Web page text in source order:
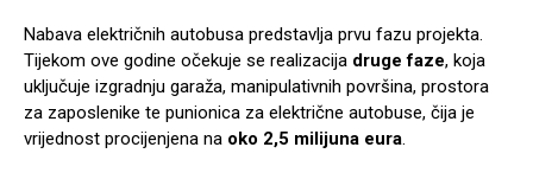
Nabava električnih autobusa predstavlja prvu fazu projekta.
Tijekom ove godine očekuje se realizacija druge faze, koja
uključuje izgradnju garaža, manipulativnih površina, prostora
za zaposlenike te punionica za električne autobuse, čija je
vrijednost procijenjena na oko 2,5 milijuna eura.